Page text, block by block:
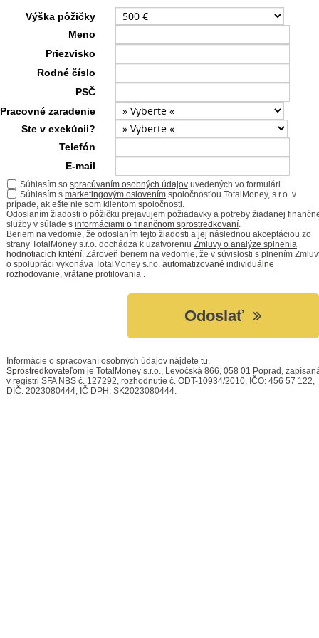
Výška pôžičky
Meno
Priezvisko
Rodné číslo
PSČ
Pracovné zaradenie
Ste v exekúcii?
Telefón
E-mail
Súhlasím so spracúvaním osobných údajovuvedených vo formulári.
Súhlasím s marketingovým oslovenímspoločnosťou TotalMoney, s.r.o. v
prípade, ak ešte nie som klientom spoločnosti.
Odoslaním žiadosti o pôžičku prejavujem požiadavky a potreby žiadanej
služby v súlade s informáciami o finančnom sprostredkovaní.
Beriem na vedomie, že odoslaním tejto žiadosti a jej následnou akceptáciou zo
strany TotalMoney s.r.o. dochádza k uzatvoreniu Zmluvy o analýze splnenia
hodnotiacich kritérií. Zároveň beriem na vedomie, že v súvislosti s plnením
o spolupráci vykonáva TotalMoney s.r.o. automatizované individuálne
rozhodovanie, vrátane profilovania.
Odoslať
Informácie o spracovaní osobných údajov nájdete tu.
Sprostredkovateľomje TotalMoney s.r.o., Levočská 866, 058 01 Poprad,
v registri SFA NBS č. 127292, rozhodnutie č. ODT-10934/2010, IČO: 456 57 122,
DIČ: 2023080444, IČ DPH: SK2023080444.